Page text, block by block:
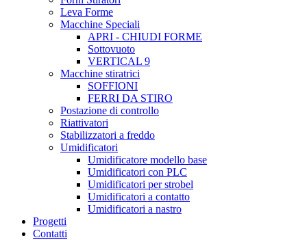
Leva Forme
Macchine Speciali
APRI - CHIUDI FORME
Sottovuoto
VERTICAL 9
Macchine stiratrici
SOFFIONI
FERRI DA STIRO
Postazione di controllo
Riattivatori
Stabilizzatori a freddo
Umidificatori
Umidificatore modello base
Umidificatori con PLC
Umidificatori per strobel
Umidificatori a contatto
Umidificatori a nastro
Progetti
Contatti